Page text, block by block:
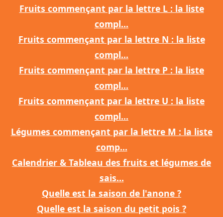
Fruits commençant par la lettre L : la liste
compl...
Fruits commençant par la lettre N : la liste
compl...
Fruits commençant par la lettre P : la liste
compl...
Fruits commençant par la lettre U : la liste
compl...
Légumes commençant par la lettre M : la liste
comp...
Calendrier & Tableau des fruits et légumes de
sais...
Quelle est la saison de l'anone ?
Quelle est la saison du petit pois ?